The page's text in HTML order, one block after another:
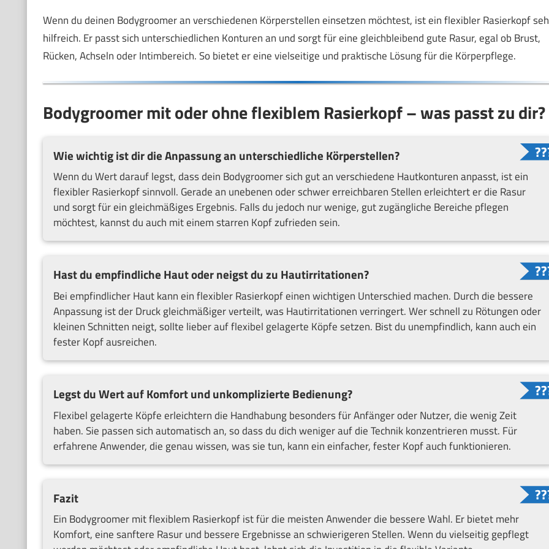
Wenn du deinen Bodygroomer an verschiedenen Körperstellen einsetzen möchtest, ist ein flexibler Rasierkopf
hilfreich. Er passt sich unterschiedlichen Konturen an und sorgt für eine gleichbleibend gute Rasur, egal ob Brust,
Rücken, Achseln oder Intimbereich. So bietet er eine vielseitige und praktische Lösung für die Körperpflege.
Bodygroomer mit oder ohne flexiblem Rasierkopf – was passt zu dir?
Wie wichtig ist dir die Anpassung an unterschiedliche Körperstellen?
Wenn du Wert darauf legst, dass dein Bodygroomer sich gut an verschiedene Hautkonturen anpasst, ist ein
flexibler Rasierkopf sinnvoll. Gerade an unebenen oder schwer erreichbaren Stellen erleichtert er die Rasur
und sorgt für ein gleichmäßiges Ergebnis. Falls du jedoch nur wenige, gut zugängliche Bereiche pflegen
möchtest, kannst du auch mit einem starren Kopf zufrieden sein.
Hast du empfindliche Haut oder neigst du zu Hautirritationen?
Bei empfindlicher Haut kann ein flexibler Rasierkopf einen wichtigen Unterschied machen. Durch die bessere
Anpassung ist der Druck gleichmäßiger verteilt, was Hautirritationen verringert. Wer schnell zu Rötungen oder
kleinen Schnitten neigt, sollte lieber auf flexibel gelagerte Köpfe setzen. Bist du unempfindlich, kann auch ein
fester Kopf ausreichen.
Legst du Wert auf Komfort und unkomplizierte Bedienung?
Flexibel gelagerte Köpfe erleichtern die Handhabung besonders für Anfänger oder Nutzer, die wenig Zeit
haben. Sie passen sich automatisch an, so dass du dich weniger auf die Technik konzentrieren musst. Für
erfahrene Anwender, die genau wissen, was sie tun, kann ein einfacher, fester Kopf auch funktionieren.
Fazit
Ein Bodygroomer mit flexiblem Rasierkopf ist für die meisten Anwender die bessere Wahl. Er bietet mehr
Komfort, eine sanftere Rasur und bessere Ergebnisse an schwierigeren Stellen. Wenn du vielseitig gepflegt